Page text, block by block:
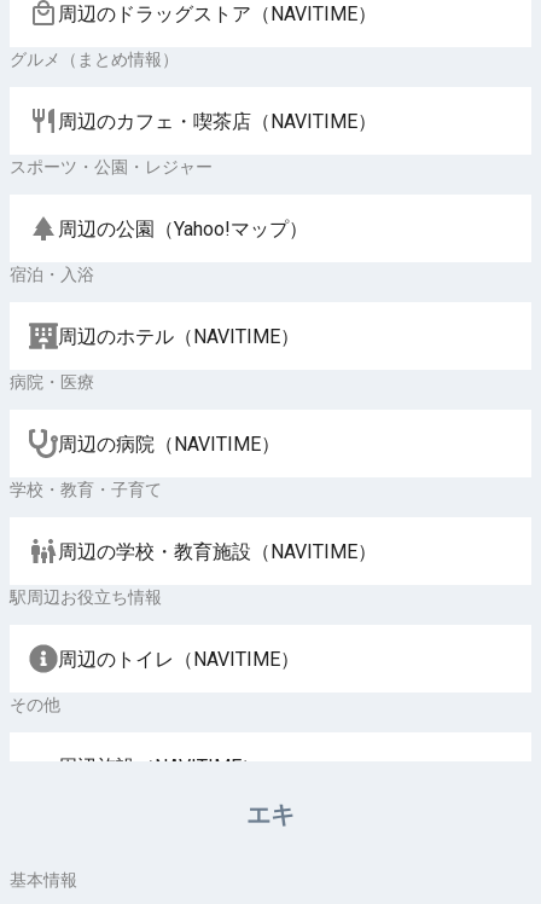
周辺のドラッグストア（NAVITIME）
グルメ（まとめ情報）
周辺のカフェ・喫茶店（NAVITIME）
スポーツ・公園・レジャー
周辺の公園（Yahoo!マップ）
宿泊・入浴
周辺のホテル（NAVITIME）
病院・医療
周辺の病院（NAVITIME）
学校・教育・子育て
周辺の学校・教育施設（NAVITIME）
駅周辺お役立ち情報
周辺のトイレ（NAVITIME）
その他
周辺施設（NAVITIME）
エキ
基本情報